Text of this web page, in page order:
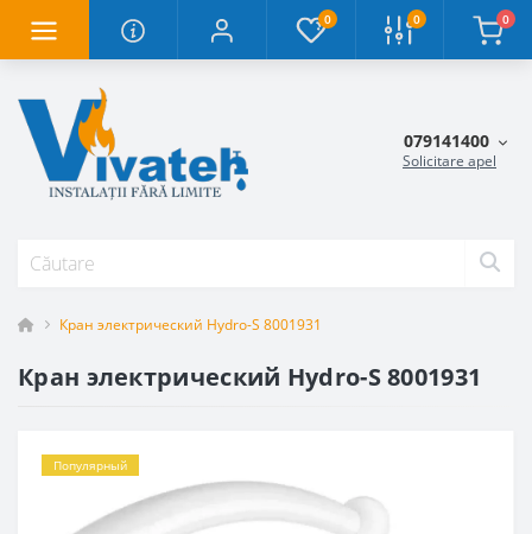
0 0 0
079141400
Solicitare apel
Кран электрический Hydro-S 8001931
Кран электрический Hydro-S 8001931
Популярный